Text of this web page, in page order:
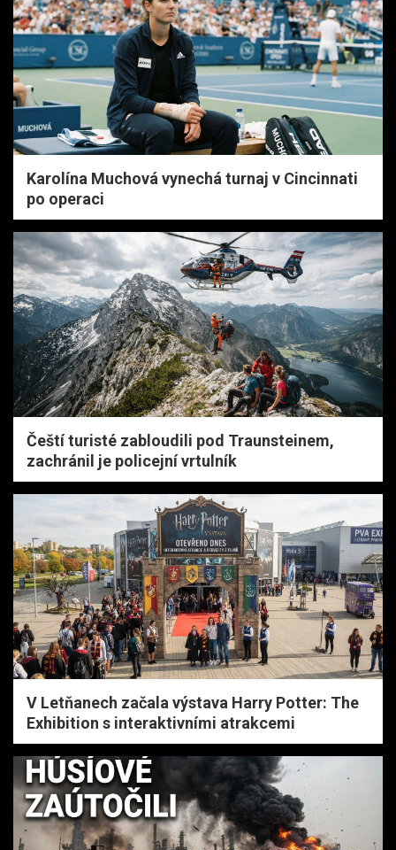
Karolína Muchová vynechá turnaj v Cincinnati
po operaci
Čeští turisté zabloudili pod Traunsteinem,
zachránil je policejní vrtulník
V Letňanech začala výstava Harry Potter: The
Exhibition s interaktivními atrakcemi